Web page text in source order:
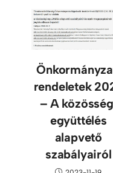
rendeletek
– A
együttélés
alapvető
szabályairól